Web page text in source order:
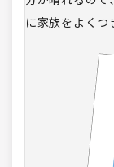
に家族をよくつ